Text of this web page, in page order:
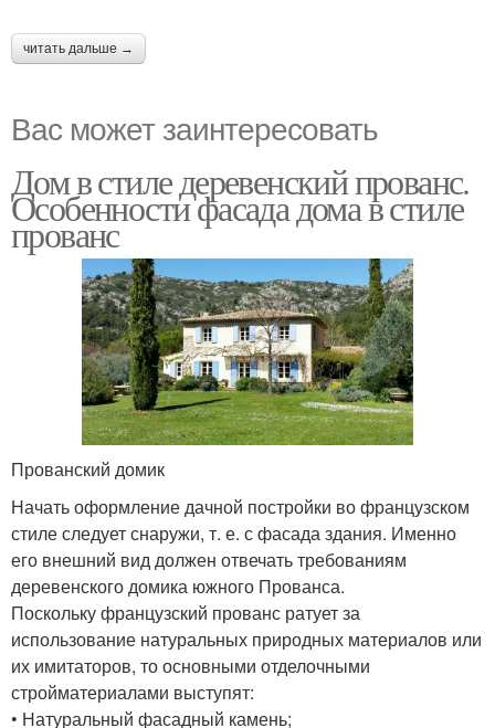
читать дальше →
Вас может заинтересовать
Дом в стиле деревенский прованс.
Особенности фасада дома в стиле
прованс
Прованский домик
Начать оформление дачной постройки во французском
стиле следует снаружи, т. е. с фасада здания. Именно
его внешний вид должен отвечать требованиям
деревенского домика южного Прованса.
Поскольку французский прованс ратует за
использование натуральных природных материалов или
их имитаторов, то основными отделочными
стройматериалами выступят:
• Натуральный фасадный камень;